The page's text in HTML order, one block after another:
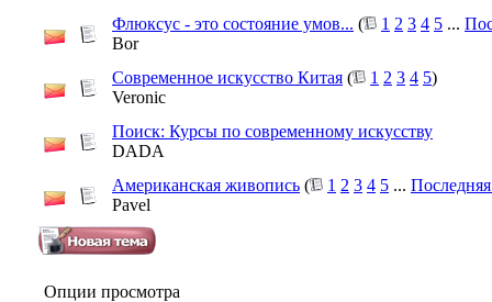
Флюксус - это состояние умов... ( 1 2 3 4 5 ...
Bor
Современное искусство Китая ( 1 2 3 4 5)
Veronic
Поиск: Курсы по современному искусству
DADA
Американская живопись ( 1 2 3 4 5 ...
Pavel
Опции просмотра